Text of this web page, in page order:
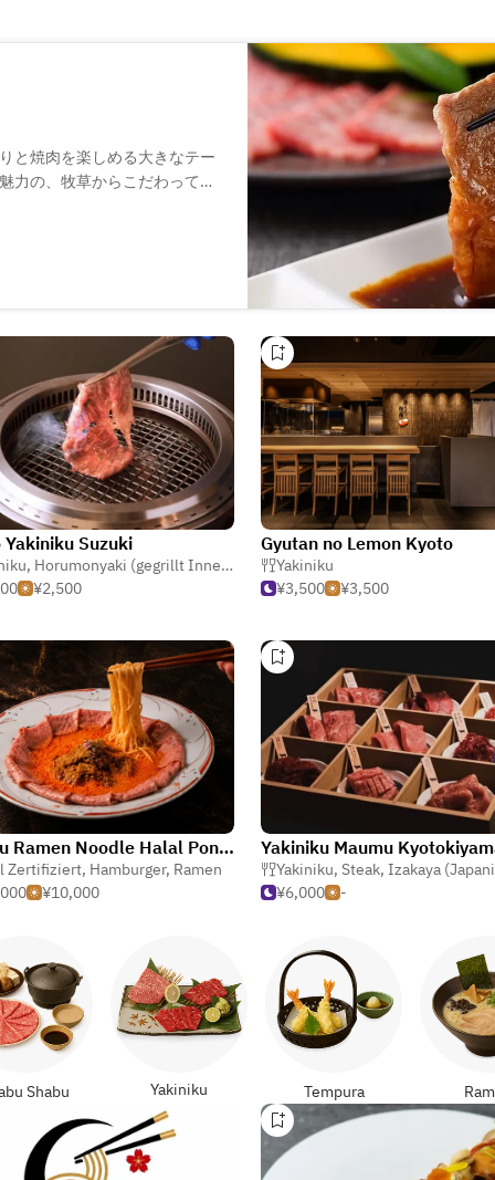
と焼肉を楽しめる大きなテー
力の、牧草からこだわって育
Yakiniku Suzuki
, Horumonyaki (gegrillt Innereien) ,Japanisch
¥2,500
Gyutan no Lemon Kyoto
Yakiniku
¥3,500
¥3,500
Wagyu Ramen Noodle Halal Ponto Restaurant Kyoto Pontocho Wagyu Ramen Restaurant
Zertifiziert, Hamburger, Ramen
¥10,000
Yakiniku Maumu
Yakiniku, Steak, Izakaya (Japanische
¥6,000
-
Shabu Yakiniku Tempura